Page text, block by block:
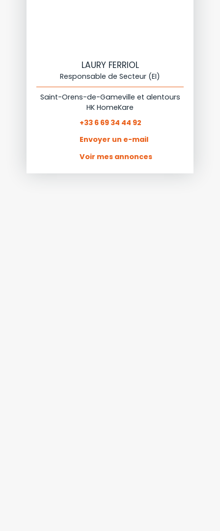
LAURY FERRIOL
Responsable de Secteur (EI)
Saint-Orens-de-Gameville et alentours
HK HomeKare
+33 6 69 34 44 92
Envoyer un e-mail
Voir mes annonces